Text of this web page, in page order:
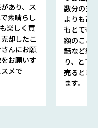
あり、ス
素晴らし
楽しく買
却したこ
んにお願
お願いす
メで
数分の査
よりも高
もとても
額のこと
話など細
り、とて
売るとき
ます。